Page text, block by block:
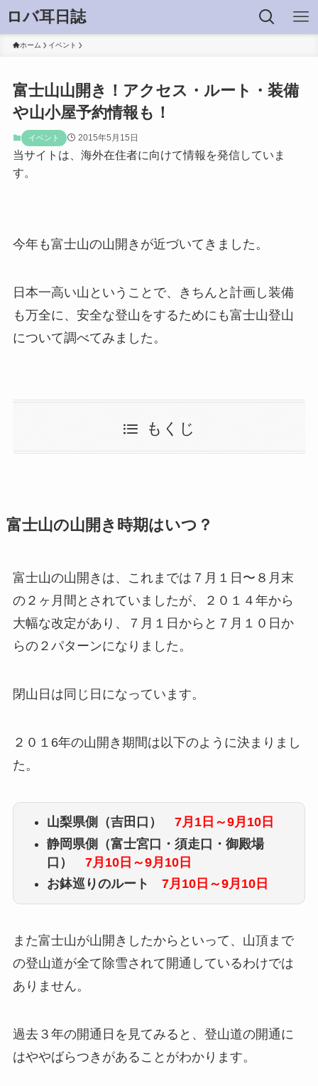
ロバ耳日誌
ホーム イベント
富士山山開き！アクセス・ルート・装備
や山小屋予約情報も！
イベント 2015年5月15日
当サイトは、海外在住者に向けて情報を発信していま
す。
今年も富士山の山開きが近づいてきました。
日本一高い山ということで、きちんと計画し装備
も万全に、安全な登山をするためにも富士山登山
について調べてみました。
もくじ
富士山の山開き時期はいつ？
富士山の山開きは、これまでは７月１日〜８月末
の２ヶ月間とされていましたが、２０１４年から
大幅な改定があり、７月１日からと７月１０日か
らの２パターンになりました。
閉山日は同じ日になっています。
２０１6年の山開き期間は以下のように決まりまし
た。
山梨県側（吉田口） 7月1日～9月10日
静岡県側（富士宮口・須走口・御殿場
口） 7月10日～9月10日
お鉢巡りのルート 7月10日～9月10日
また富士山が山開きしたからといって、山頂まで
の登山道が全て除雪されて開通しているわけでは
ありません。
過去３年の開通日を見てみると、登山道の開通に
はややばらつきがあることがわかります。